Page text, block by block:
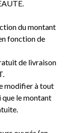
du montant
fonction de
de livraison
modifier à tout
que le montant